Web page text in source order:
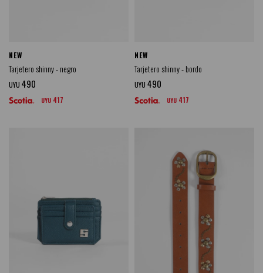
NEW
Tarjetero shinny - negro
UYU 490
UYU 417
NEW
Tarjetero shinny - bordo
UYU 490
UYU 417